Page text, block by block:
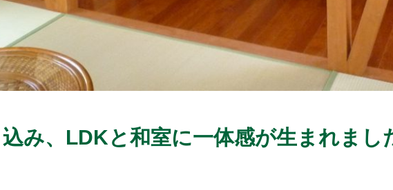
み、LDKと和室に一体感が生まれまし